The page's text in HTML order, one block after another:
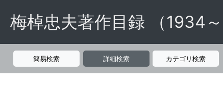
梅棹忠夫著作目録 （1934～
簡易検索 詳細検索 カテゴリ検索